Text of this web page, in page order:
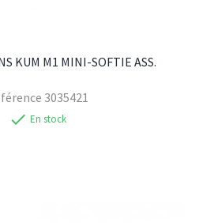
KUM M1 MINI-SOFTIE ASS.
3035421
check En stock